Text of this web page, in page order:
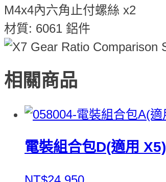
M4x4內六角止付螺絲 x2
材質: 6061 鋁件
相關商品
電裝組合包D(適用 X5)